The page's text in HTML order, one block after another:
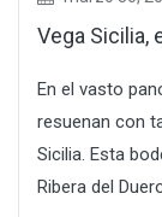
Vega Sicilia,
En el vasto
resuenan con
Sicilia. Esta
Ribera del